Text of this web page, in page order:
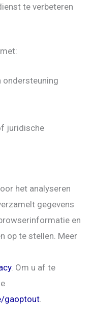
te verbeteren
ondersteuning
juridische
het analyseren
gegevens
en
op te stellen. Meer
. Om u af te
gaoptout